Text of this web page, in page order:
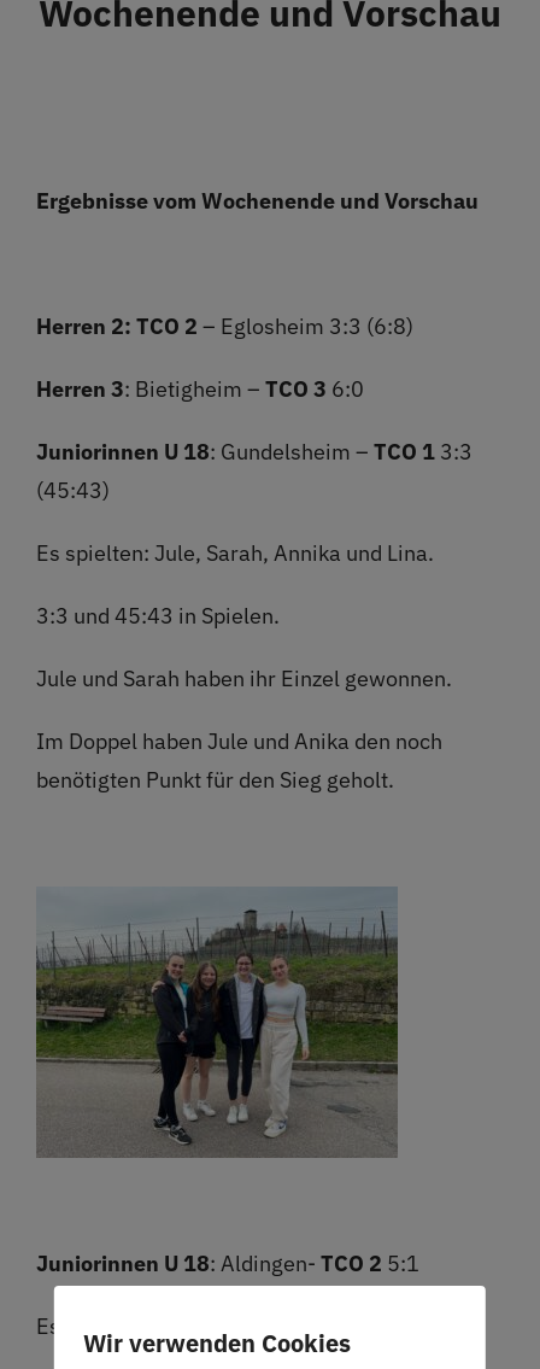
Restaurant
Platz buchen
Wochenende und Vorschau
Ergebnisse vom Wochenende und Vorschau
Herren 2: TCO 2 – Eglosheim 3:3 (6:8)
Herren 3: Bietigheim – TCO 3 6:0
Juniorinnen U 18: Gundelsheim – TCO 13:3
(45:43)
Es spielten: Jule, Sarah, Annika und Lina.
3:3 und 45:43 in Spielen.
Jule und Sarah haben ihr Einzel gewonnen.
Im Doppel haben Jule und Anika den noch
benötigten Punkt für den Sieg geholt.
Juniorinnen U 18: Aldingen- TCO 2 5:1
Es spielten: Sophie, Katy, Lea und Lorena.
Wir verwenden Cookies